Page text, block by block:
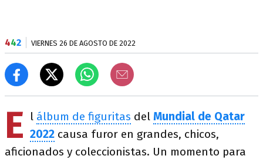
442 VIERNES 26 DE AGOSTO DE 2022
E l álbum de figuritas del Mundial de Qatar
2022 causa furor en grandes, chicos,
aficionados y coleccionistas. Un momento para